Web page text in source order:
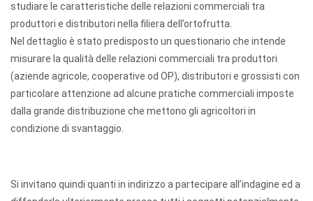
studiare le caratteristiche delle relazioni commerciali tra
produttori e distributori nella filiera dell’ortofrutta.
Nel dettaglio è stato predisposto un questionario che intende
misurare la qualità delle relazioni commerciali tra produttori
(aziende agricole, cooperative od OP), distributori e grossisti con
particolare attenzione ad alcune pratiche commerciali imposte
dalla grande distribuzione che mettono gli agricoltori in
condizione di svantaggio.
Si invitano quindi quanti in indirizzo a partecipare all’indagine ed a